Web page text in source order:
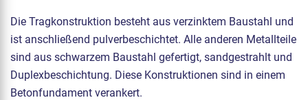
Die Tragkonstruktion besteht aus verzinktem Baustahl und
ist anschließend pulverbeschichtet. Alle anderen Metallteile
sind aus schwarzem Baustahl gefertigt, sandgestrahlt und
Duplexbeschichtung. Diese Konstruktionen sind in einem
Betonfundament verankert.